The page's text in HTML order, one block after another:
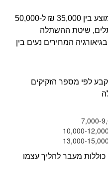
בישראל, השתלת שיער עולה בממוצע בין 35,000 ₪ ל-50,000
שיטת ההשתלה
המחירים נעים בין
לפי מספר הזקיקים